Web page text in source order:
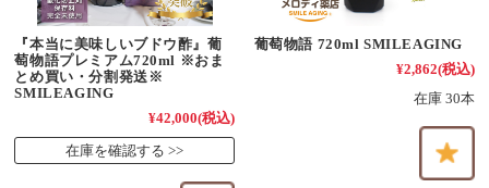
『本当に美味しいブドウ酢』葡
萄物語プレミアム720ml ※おま
とめ買い・分割発送※
SMILEAGING
¥42,000(税込)
在庫を確認する
葡萄物語 720ml SMILEAGING
¥2,862(税込)
在庫 30本